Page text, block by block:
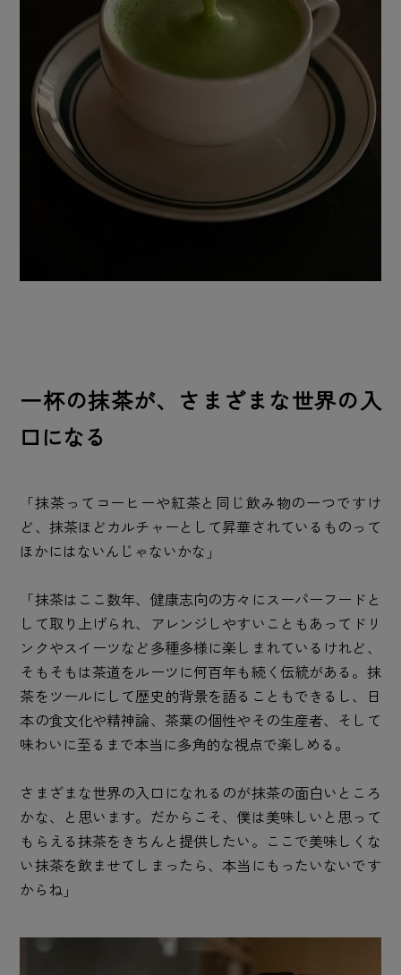
一杯の抹茶が、さまざまな世界の入
口になる
「抹茶ってコーヒーや紅茶と同じ飲み物の一つですけ
ど、抹茶ほどカルチャーとして昇華されているものって
ほかにはないんじゃないかな」
「抹茶はここ数年、健康志向の方々にスーパーフードと
して取り上げられ、アレンジしやすいこともあってドリ
ンクやスイーツなど多種多様に楽しまれているけれど、
そもそもは茶道をルーツに何百年も続く伝統がある。抹
茶をツールにして歴史的背景を語ることもできるし、日
本の食文化や精神論、茶葉の個性やその生産者、そして
味わいに至るまで本当に多角的な視点で楽しめる。
さまざまな世界の入口になれるのが抹茶の面白いところ
かな、と思います。だからこそ、僕は美味しいと思って
もらえる抹茶をきちんと提供したい。ここで美味しくな
い抹茶を飲ませてしまったら、本当にもったいないです
からね」